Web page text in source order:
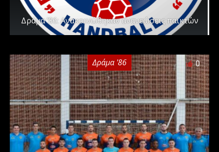
Δράμα ’86: Ανακοινώθηκαν ανανεώσεις παικτών
Δράμα '86 0